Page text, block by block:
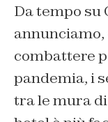
Da tempo
annunciamo,
combattere
pandemia, i
tra le mura